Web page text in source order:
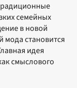
семейных
в новой
мода становится
идея
смыслового